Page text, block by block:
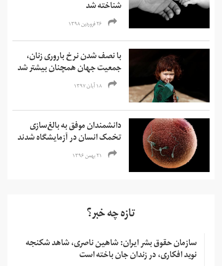
شناخته شد
۲۶ فروردین ۱۳۹۸
با نصف شدن نرخ باروری زنان،
جمعیت جهان همچنان بیشتر شد
۱۸ آبان ۱۳۹۷
دانشمندان موفق به بالغ‌سازی
تخمک انسان در آزمایشگاه شدند
۲۱ بهمن ۱۳۹۶
تازه چه خبر؟
سازمان حقوق بشر ایران: شاهین ناصری، شاهد شکنجه
نوید افکاری، در زندان جان باخته است